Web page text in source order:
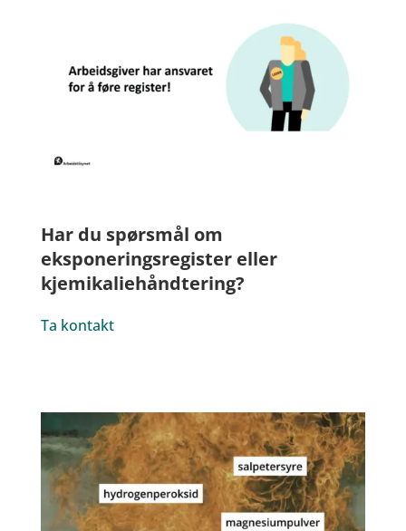
Har du spørsmål om
eksponeringsregister eller
kjemikaliehåndtering?
Ta kontakt